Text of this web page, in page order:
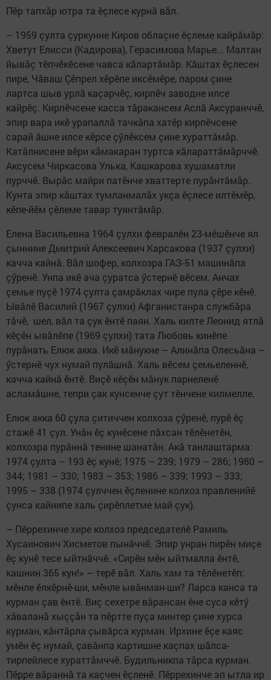
Пӗр тапхăр ютра та ӗçлесе курнă вăл.
– 1959 çулта çуркунне Киров облаçне ӗçлеме кайрăмăр:
Хветут Елисси (Кадирова), Герасимова Марье... Малтан
йывăç тӗпчӗкӗсене чавса кăлартăмăр. Кăштах ӗçлесен
пире, Чăваш Çӗпрел хӗрӗпе иксӗмӗре, паром çине
лартса шыв урлă каçарчӗç, кирпӗч заводне илсе
кайрӗç. Кирпӗчсене касса тăракансем Аслă Аксуранччӗ,
эпир вара икӗ урапаллă тачкăпа хатӗр кирпӗчсене
сарай ăшне илсе кӗрсе çӳлӗксем çине хураттăмăр.
Катăлнисене вӗри кăмакаран туртса кăлараттăмăрччӗ.
Аксусем Чиркасова Улька, Кашкарова хушаматли
пурччӗ. Вырăс майри патӗнче хваттерте пурăнтăмăр.
Кунта эпир кăштах тумланмалăх укçа ӗçлесе илтӗмӗр,
кӗпе-йӗм çӗлеме тавар туянтăмăр.
Елена Васильевна 1964 çулхи февралӗн 23-мӗшӗнче ял
çыннине Дмитрий Алексеевич Карсакова (1937 çулхи)
качча кайнă. Вăл шофер, колхозра ГАЗ-51 машинăпа
çӳренӗ. Унпа икӗ ача çуратса ӳстернӗ вӗсем. Анчах
çемье пуçӗ 1974 çулта çамрăклах чире пула çӗре кӗнӗ.
Ывăлӗ Василий (1967 çулхи) Афганистанра службăра
тăчӗ, шел, вăл та çук ӗнтӗ паян. Халь килте Леонид ятлă
кӗçӗн ывăлӗпе (1969 çулхи) тата Любовь кинӗпе
пурăнать Елюк акка. Икӗ мăнукне – Алинăпа Олесьăна –
ӳстернӗ чух нумай пулăшнă. Халь вӗсем çемьеленнӗ,
качча кайнă ӗнтӗ. Виçӗ кӗçӗн мăнук парнеленӗ
асламăшне, тепри çак кунсенче çут тӗнчене килмелле.
Елюк акка 60 çула çитиччен колхоза çӳренӗ, пурӗ ӗç
стажӗ 41 çул. Унăн ӗç кунӗсене пăхсан тӗлӗнетӗн,
колхозра пурăннă тенине шанатăн. Акă танлаштарма:
1974 çулта – 193 ӗç кунӗ; 1975 – 239; 1979 – 286; 1980 –
344; 1981 – 330; 1983 – 353; 1986 – 339; 1993 – 333;
1995 – 338 (1974 çулччен ӗçленине колхоз правленийӗ
çунса кайнипе халь çирӗплетме май çук).
– Пӗррехинче хире колхоз председателӗ Рамиль
Хусаинович Хисметов пынăччӗ. Эпир унран пирӗн миçе
ӗç кунӗ тесе ыйтнăччӗ. «Сирӗн мӗн ыйтмалла ӗнтӗ,
кашнин 365 кун!» – терӗ вăл. Халь хам та тӗлӗнетӗп:
мӗнле ӗлкӗрнӗ-ши, мӗнле ывăнман-ши? Ларса канса та
курман çав ӗнтӗ. Виç сехетре вăрансан ӗне суса кӗтӳ
хăваланă хыççăн та пӗртте пуçа минтер çине хурса
курман, кăнтăрла çывăрса курман. Ирхине ӗçе каяс
умӗн ӗç нумай, çавăнпа картишне каçпах шăлса-
тирпейлесе хураттăмччӗ. Будильникпа тăрса курман.
Пӗрре вăраннă та каçчен ӗçленӗ. Пӗррехинче эп ытла ир